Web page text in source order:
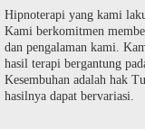
Hipnoterapi yang kami
Kami berkomitmen
dan pengalaman kami.
hasil terapi bergantung
Kesembuhan adalah hak
hasilnya dapat bervariasi.